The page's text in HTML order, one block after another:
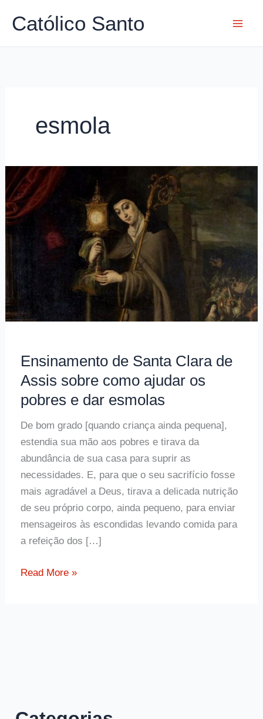
paraCatólico Santo
esmola
Ensinamento de Santa Clara de
Assis sobre como ajudar os
pobres e dar esmolas
De bom grado [quando criança ainda pequena],
estendia sua mão aos pobres e tirava da
abundância de sua casa para suprir as
necessidades. E, para que o seu sacrifício fosse
mais agradável a Deus, tirava a delicada nutrição
de seu próprio corpo, ainda pequeno, para enviar
mensageiros às escondidas levando comida para
a refeição dos […]
Ensinamento
Read More »